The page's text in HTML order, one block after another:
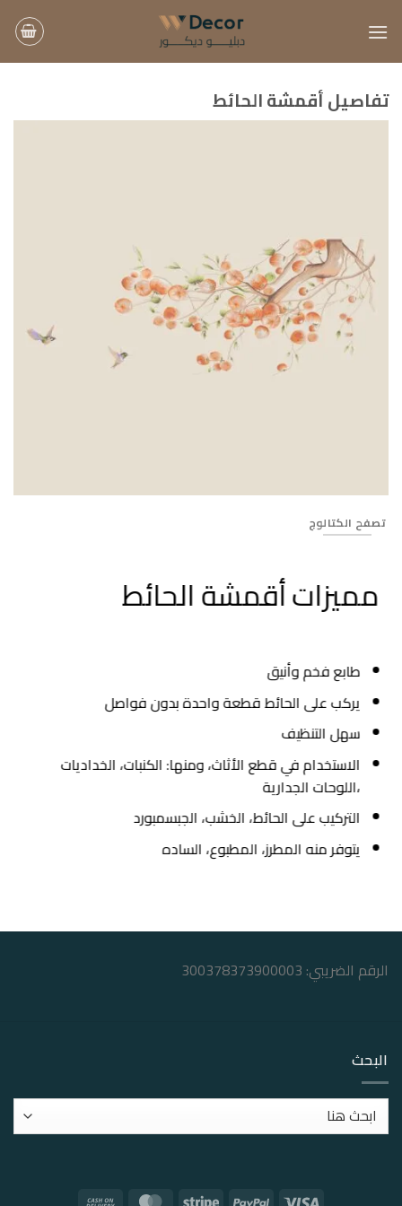
للمحتوى
تفاصيل أقمشة الحائط
تصفح الكتالوج
مميزات أقمشة الحائط
طابع فخم وأنيق
يركب على الحائط قطعة واحدة بدون فواصل
سهل التنظيف
الاستخدام في قطع الأثاث، ومنها: الكنبات، الخداديات
،اللوحات الجدارية
التركيب على الحائط، الخشب، الجبسمبورد
يتوفر منه المطرز، المطبوع، الساده
الرقم الضريبي: 300378373900003
البحث